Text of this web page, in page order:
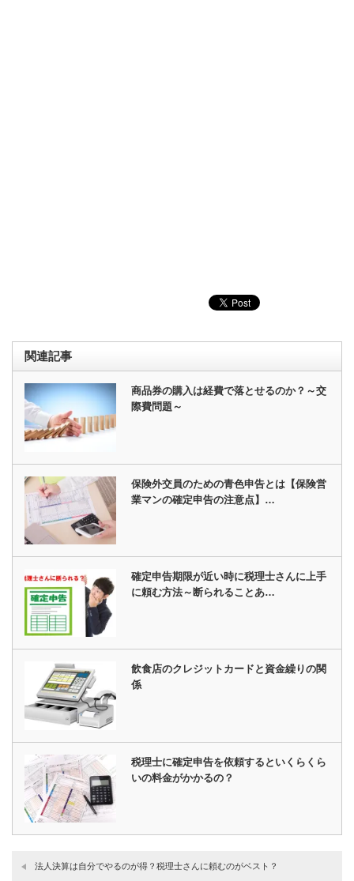
関連記事
商品券の購入は経費で落とせるのか？～交
際費問題～
保険外交員のための青色申告とは【保険営
業マンの確定申告の注意点】…
確定申告期限が近い時に税理士さんに上手
に頼む方法～断られることあ…
飲食店のクレジットカードと資金繰りの関
係
税理士に確定申告を依頼するといくらくら
いの料金がかかるの？
法人決算は自分でやるのが得？税理士さんに頼むのがベスト？